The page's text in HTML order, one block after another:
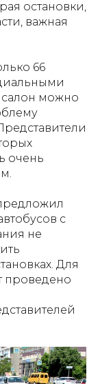
остановки,
важная
66
можно
очень
с
не
Для
проведено